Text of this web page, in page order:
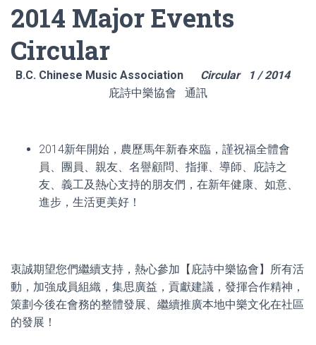
2014 Major Events
Circular
B.C. Chinese Music Association Circular 1 / 2014
庇詩中樂協會 通訊
2014新年開始，農歷馬年新春來臨，謹祝福全體會
員、團員、親友、名譽顧問、指揮、導師、庇詩之
友、義工及熱心支持的朋友們，在新年健康、如意、
進步，生活更美好！
衷誠期望您們繼續支持，熱心參加【庇詩中樂協會】所有活
動，加強成員組織，集思廣益，貢獻建議，發揮合作精神，
策劃今後在會務的整體發展、繼續推廣本地中樂文化在社區
的發展！